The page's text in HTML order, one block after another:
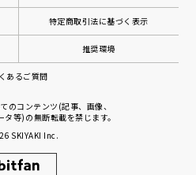
特定商取引法に基づく表示
推奨環境
あるご質問
のコンテンツ(記事、画像、
等)の無断転載を禁じます。
SKIYAKI Inc.